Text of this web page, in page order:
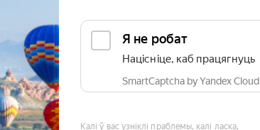
Я не робат
Націсніце, каб працягнуць
SmartCaptcha by Yandex Cloud
Калі ў вас узніклі праблемы, калі ласка,